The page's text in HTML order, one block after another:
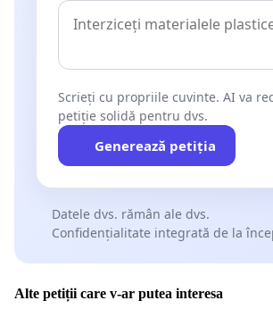
Scrieți cu propriile cuvinte. AI va
petiție solidă pentru dvs.
Generează petiția
Datele dvs. rămân ale dvs.
Confidențialitate integrată de la
Alte petiții care v-ar putea interesa